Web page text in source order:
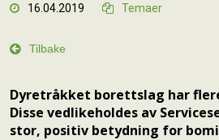
 16.04.2019  Temaer
 Tilbake
Dyretråkket borettslag har
Disse vedlikeholdes av
stor, positiv betydning for